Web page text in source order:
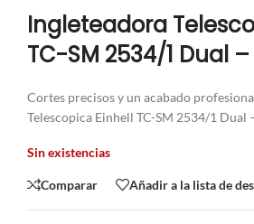
Ingleteadora
TC-SM 2534/1 Dual
Cortes precisos y un acabado
Telescopica Einhell TC-SM 2534/1 Dual
Sin existencias
Comparar Añadir a la lista de